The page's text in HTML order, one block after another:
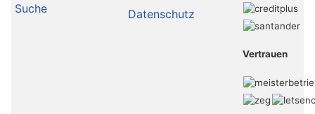
Suche
Datenschutz
Vertrauen